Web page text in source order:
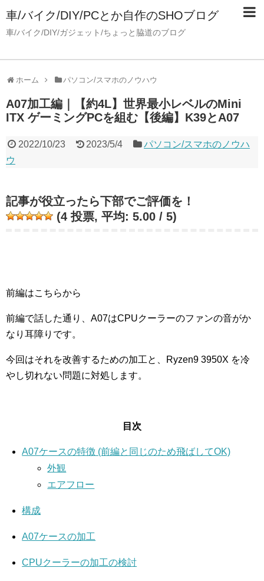
車/バイク/DIY/PCとか自作のSHOブログ
車/バイク/DIY/ガジェット/ちょっと脇道のブログ
ホーム パソコン/スマホのノウハウ
A07加工編｜【約4L】世界最小レベルのMini
ITX ゲーミングPCを組む【後編】K39とA07
2022/10/23 2023/5/4
パソコン/スマホのノウハ
ウ
記事が役立ったら下部でご評価を！
(4 投票, 平均: 5.00 / 5)
前編はこちらから
前編で話した通り、A07はCPUクーラーのファンの音がか
なり耳障りです。
今回はそれを改善するための加工と、Ryzen9 3950X を冷
やし切れない問題に対処します。
目次
A07ケースの特徴 (前編と同じのため飛ばしてOK)
外観
エアフロー
構成
A07ケースの加工
CPUクーラーの加工の検討